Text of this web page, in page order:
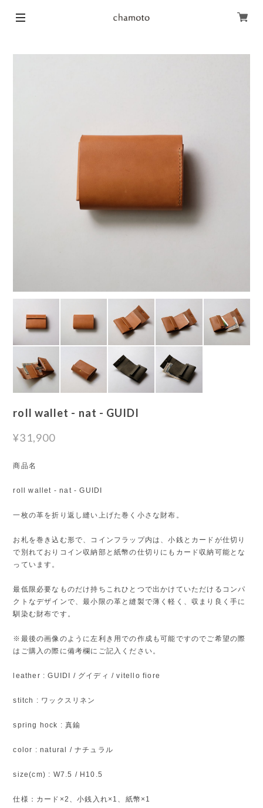
roll wallet - nat - GUIDI
¥31,900
商品名
roll wallet - nat - GUIDI
一枚の革を折り返し縫い上げた巻く小さな財布。
お札を巻き込む形で、コインフラップ内は、小銭とカードが仕切り
で別れておりコイン収納部と紙幣の仕切りにもカード収納可能とな
っています。
最低限必要なものだけ持ちこれひとつで出かけていただけるコンパ
クトなデザインで、最小限の革と縫製で薄く軽く、収まり良く手に
馴染む財布です。
※最後の画像のように左利き用での作成も可能ですのでご希望の際
はご購入の際に備考欄にご記入ください。
leather : GUIDI / グイディ / vitello fiore
stitch : ワックスリネン
spring hock : 真鍮
color : natural / ナチュラル
size(cm) : W7.5 / H10.5
仕様：カード×2、小銭入れ×1、紙幣×1